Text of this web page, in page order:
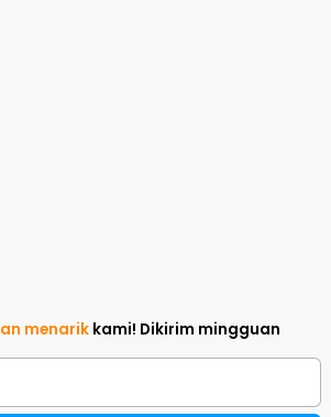
menarik kami! Dikirim mingguan